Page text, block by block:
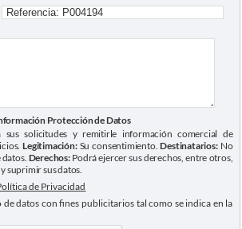
Protección de Datos
sus solicitudes y remitirle información comercial de
Legitimación:Su consentimiento.Destinatarios:No
datos. Derechos:Podrá ejercer sus derechos, entre otros,
suprimir sus datos.
de Privacidad
datos con fines publicitarios tal como se indica en la